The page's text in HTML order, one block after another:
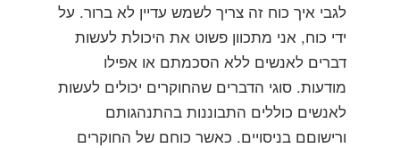
לגבי איך כוח זה צריך לשמש עדיין לא ברור. על
ידי כוח, אני מתכוון פשוט את היכולת לעשות
דברים לאנשים ללא הסכמתם או אפילו
מודעות. סוגי הדברים שהחוקרים יכולים לעשות
לאנשים כוללים התבוננות בהתנהגותם
ורישוםם בניסויים. כאשר כוחם של החוקרים